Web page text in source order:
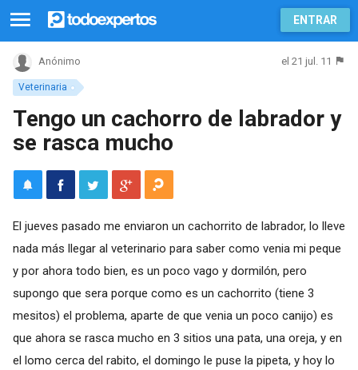
ENTRAR
Veterinaria
Anónimo el 21 jul. 11
Tengo un cachorro de labrador y
se rasca mucho
El jueves pasado me enviaron un cachorrito de labrador, lo lleve
nada más llegar al veterinario para saber como venia mi peque
y por ahora todo bien, es un poco vago y dormilón, pero
supongo que sera porque como es un cachorrito (tiene 3
mesitos) el problema, aparte de que venia un poco canijo) es
que ahora se rasca mucho en 3 sitios una pata, una oreja, y en
el lomo cerca del rabito, el domingo le puse la pipeta, y hoy lo